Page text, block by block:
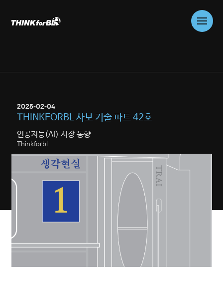
content
COMPANY
02WHAT WE DO
PROBLEM SOLVING
CONSULTING
TRUSTWORTHY AI
WHAT WE DO
SMART LIVESTOCK
2025-02-04
THINKFORBL 사보 기술 파트 42호
인공지능(AI) 시장 동향
Thinkforbl